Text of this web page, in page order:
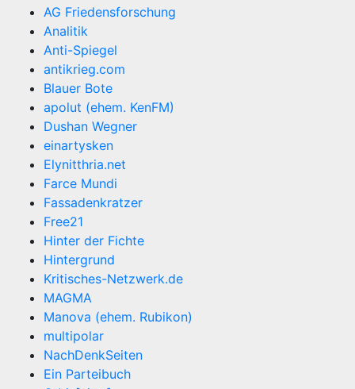
AG Friedensforschung
Analitik
Anti-Spiegel
antikrieg.com
Blauer Bote
apolut (ehem. KenFM)
Dushan Wegner
einartysken
Elynitthria.net
Farce Mundi
Fassadenkratzer
Free21
Hinter der Fichte
Hintergrund
Kritisches-Netzwerk.de
MAGMA
Manova (ehem. Rubikon)
multipolar
NachDenkSeiten
Ein Parteibuch